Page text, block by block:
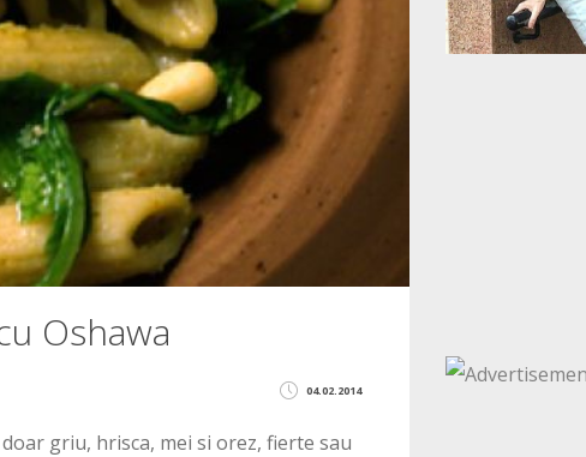
Oshawa
04.02.2014
griu, hrisca, mei si orez, fierte sau